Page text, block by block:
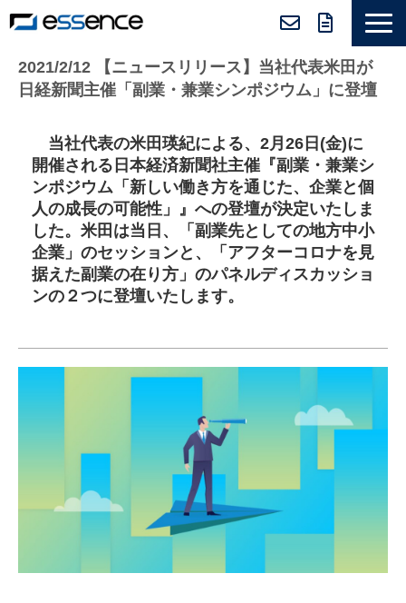
サービス紹介
ニュース＆トピックス
導入事例
採用情報
セミナー＆コラム
2021/2/12 【ニュースリリース】当社代表米田が
日経新聞主催「副業・兼業シンポジウム」に登壇
当社代表の米田瑛紀による、2月26日(金)に
開催される日本経済新聞社主催『副業・兼業シ
ンポジウム「新しい働き方を通じた、企業と個
人の成長の可能性」』への登壇が決定いたしま
した。米田は当日、「副業先としての地方中小
企業」のセッションと、「アフターコロナを見
据えた副業の在り方」のパネルディスカッショ
ンの２つに登壇いたします。